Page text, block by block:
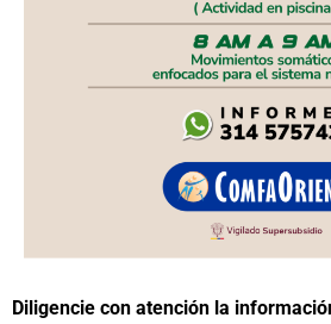
Diligencie con atención la